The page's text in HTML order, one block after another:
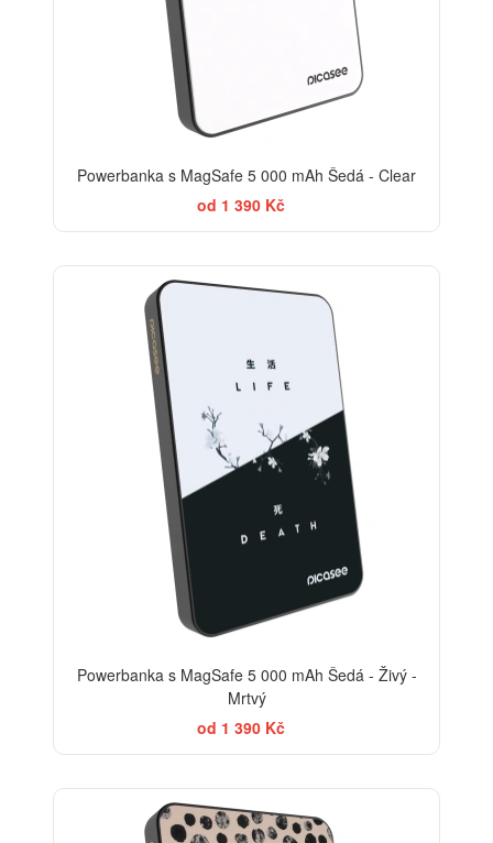
Powerbanka s MagSafe 5 000 mAh Šedá - Clear
od 1 390 Kč
Powerbanka s MagSafe 5 000 mAh Šedá - Živý -
Mrtvý
od 1 390 Kč